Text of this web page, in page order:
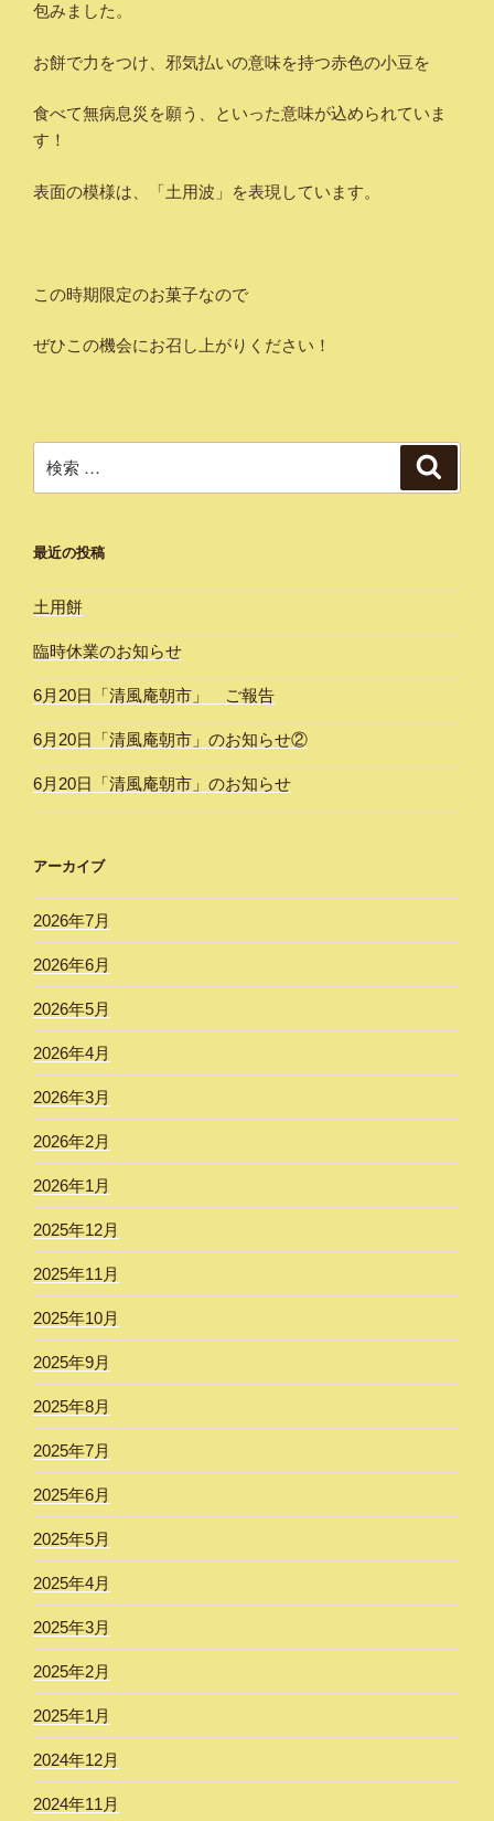
包みました。
お餅で力をつけ、邪気払いの意味を持つ赤色の小豆を
食べて無病息災を願う、といった意味が込められていま
す！
表面の模様は、「土用波」を表現しています。
この時期限定のお菓子なので
ぜひこの機会にお召し上がりください！
索:
最近の投稿
土用餅
臨時休業のお知らせ
6月20日「清風庵朝市」 ご報告
6月20日「清風庵朝市」のお知らせ②
6月20日「清風庵朝市」のお知らせ
アーカイブ
2026年7月
2026年6月
2026年5月
2026年4月
2026年3月
2026年2月
2026年1月
2025年12月
2025年11月
2025年10月
2025年9月
2025年8月
2025年7月
2025年6月
2025年5月
2025年4月
2025年3月
2025年2月
2025年1月
2024年12月
2024年11月